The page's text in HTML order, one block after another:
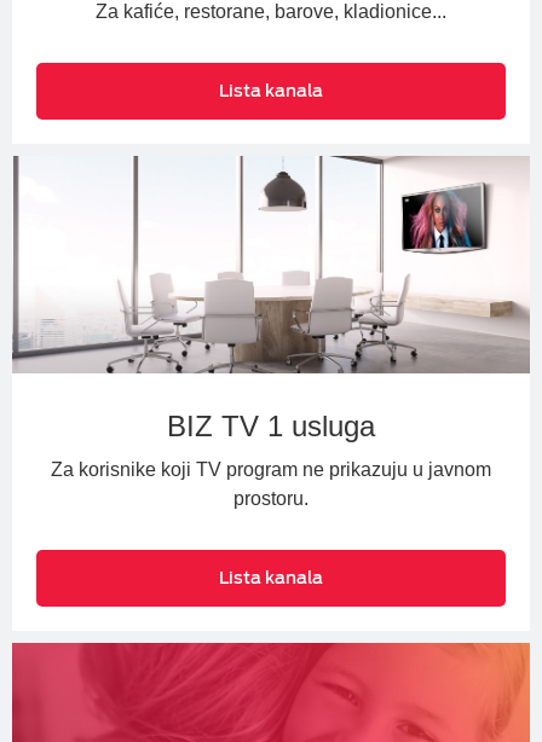
Za kafiće, restorane, barove, kladionice...
Lista kanala
BIZ TV 1 usluga
Za korisnike koji TV program ne prikazuju u javnom
prostoru.
Lista kanala